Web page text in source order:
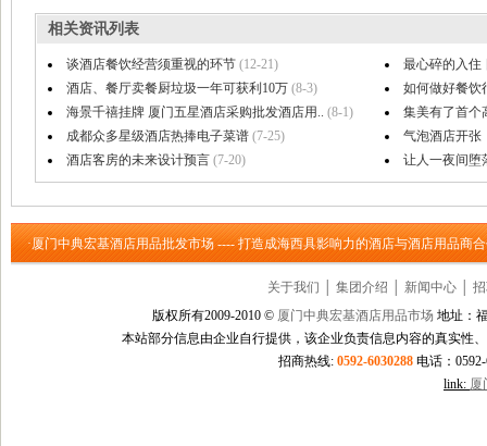
相关资讯列表
谈酒店餐饮经营须重视的环节 (12-21)
最心碎的入住
酒店、餐厅卖餐厨垃圾一年可获利10万 (8-3)
如何做好餐饮
海景千禧挂牌 厦门五星酒店采购批发酒店用.. (8-1)
集美有了首个
成都众多星级酒店热捧电子菜谱 (7-25)
气泡酒店开张
酒店客房的未来设计预言 (7-20) 让人一夜间堕
·厦门中典宏基酒店用品批发市场 ---- 打造成海西具影响力的酒店与酒店用品商
关于我们 集团介绍 新闻中心│
版权所有2009-2010 © 厦门中典宏基酒店用品市场 地址：
本站部分信息由企业自行提供，该企业负责信息内容的真实性
招商热线: 0592-6030288 电话：
link: 厦